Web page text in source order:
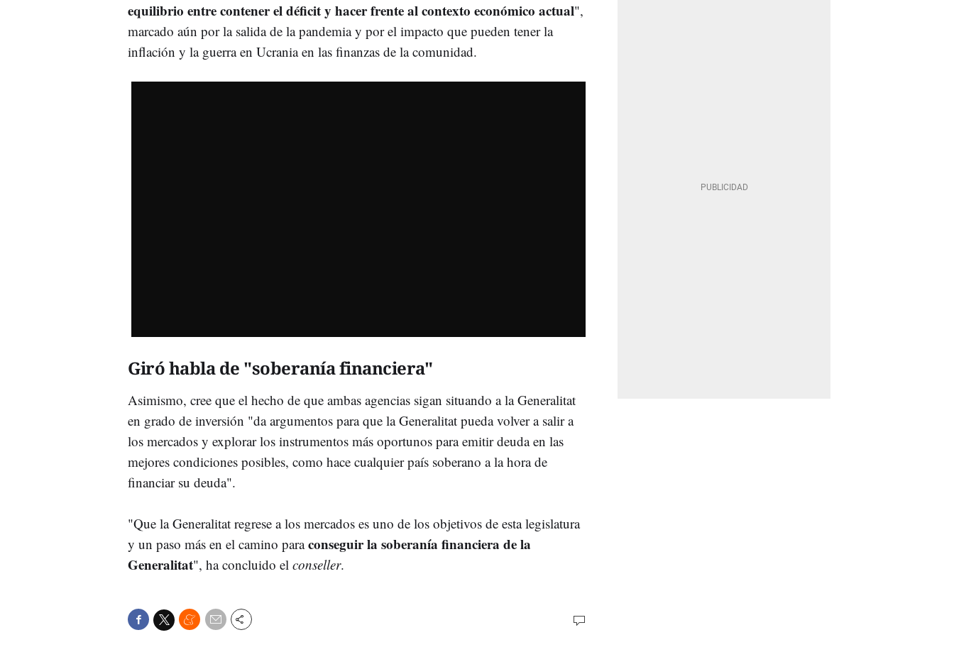
equilibrio entre contener el déficit y hacer frente al contexto económico actual",
marcado aún por la salida de la pandemia y por el impacto que pueden tener la
inflación y la guerra en Ucrania en las finanzas de la comunidad.
Giró habla de "soberanía financiera"
Asimismo, cree que el hecho de que ambas agencias sigan situando a la Generalitat
en grado de inversión "da argumentos para que la Generalitat pueda volver a salir a
los mercados y explorar los instrumentos más oportunos para emitir deuda en las
mejores condiciones posibles, como hace cualquier país soberano a la hora de
financiar su deuda".
"Que la Generalitat regrese a los mercados es uno de los objetivos de esta legislatura
y un paso más en el camino paraconseguir la soberanía financiera de la
Generalitat", ha concluido el conseller.